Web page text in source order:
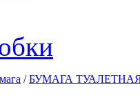
/БУМАГА ТУАЛЕТНАЯ "